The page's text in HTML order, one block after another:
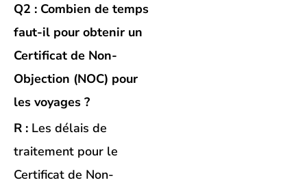
Q2 : Combien de temps
faut-il pour obtenir un
Certificat de Non-
Objection (NOC) pour
les voyages ?
R : Les délais de
traitement pour le
Certificat de Non-